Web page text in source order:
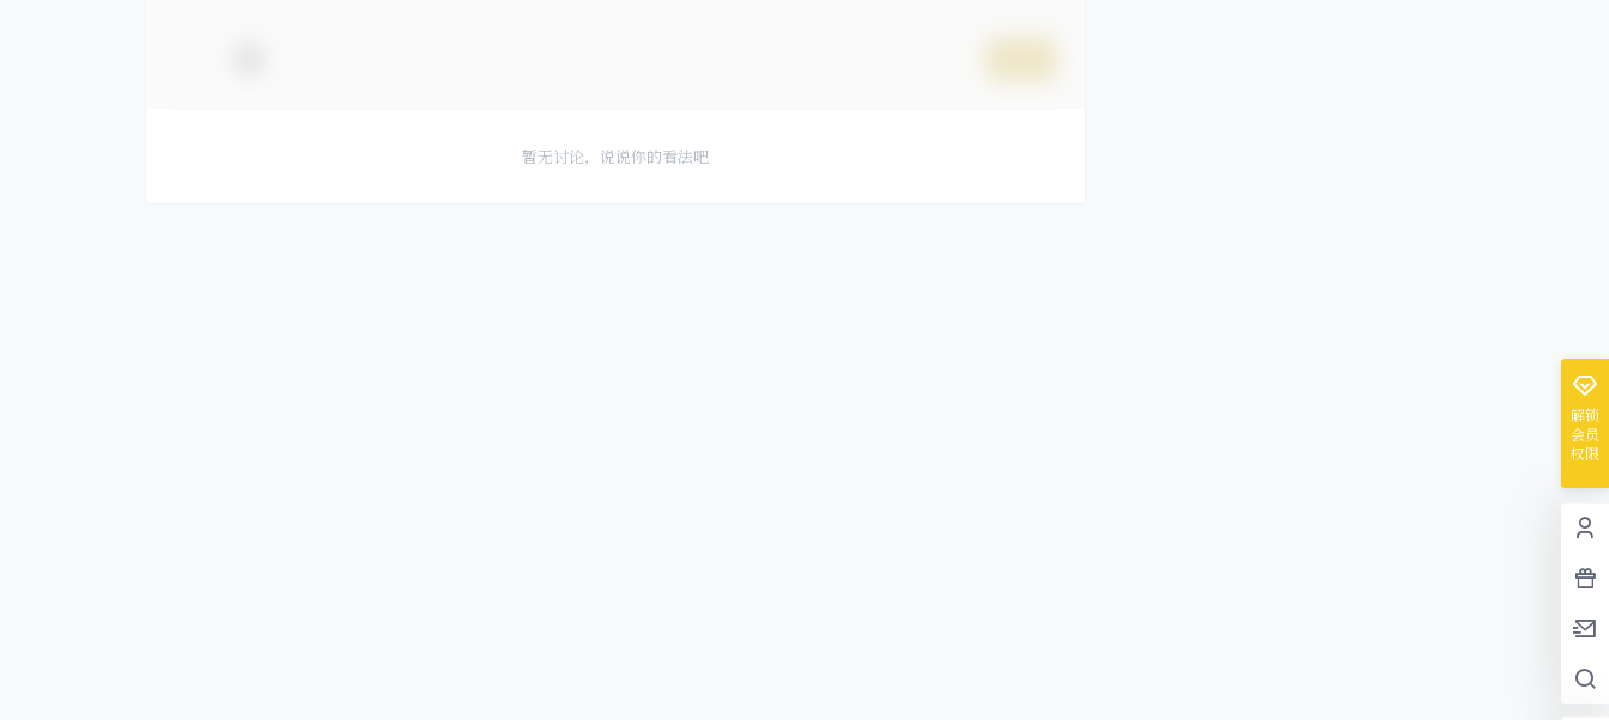
暂无讨论，说说你的看法吧
解锁
会员
权限